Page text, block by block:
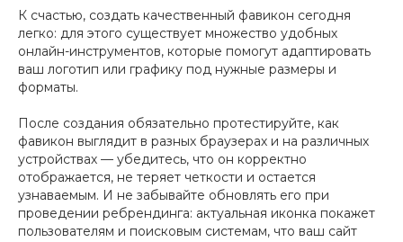
К счастью, создать качественный фавикон сегодня
легко: для этого существует множество удобных
онлайн-инструментов, которые помогут адаптировать
ваш логотип или графику под нужные размеры и
форматы.
После создания обязательно протестируйте, как
фавикон выглядит в разных браузерах и на различных
устройствах — убедитесь, что он корректно
отображается, не теряет четкости и остается
узнаваемым. И не забывайте обновлять его при
проведении ребрендинга: актуальная иконка покажет
пользователям и поисковым системам, что ваш сайт